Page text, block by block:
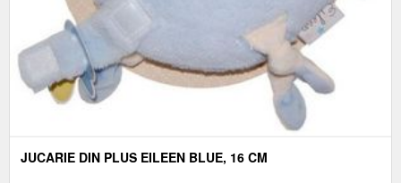
JUCARIE DIN PLUS EILEEN BLUE, 16 CM